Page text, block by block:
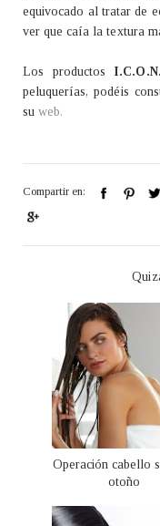
equivocado al tratar de
ver que caía la textura
Los productos I.C.O.N.
peluquerías, podéis
suweb.
Compartir en:
Operación cabello
otoño